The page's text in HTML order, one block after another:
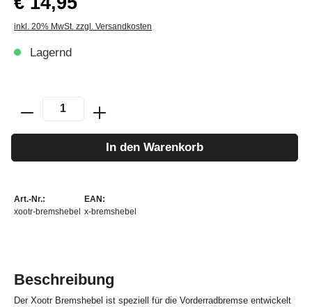
inkl. 20% MwSt. zzgl. Versandkosten
Lagernd
In den Warenkorb
Art.-Nr.:
xootr-bremshebel
EAN:
x-bremshebel
Beschreibung
Der Xootr Bremshebel ist speziell für die Vorderradbremse entwickelt